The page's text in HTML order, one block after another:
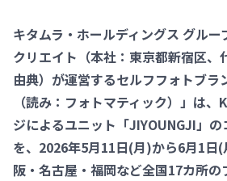
キタムラ・ホールディングス グルー
クリエイト（本社：東京都新宿区、
由典）が運営するセルフフォトブ
（読み：フォトマティック）」は、
ジによるユニット「JIYOUNGJI」
を、2026年5月11日(月)から6月1日
阪・名古屋・福岡など全国17カ所の